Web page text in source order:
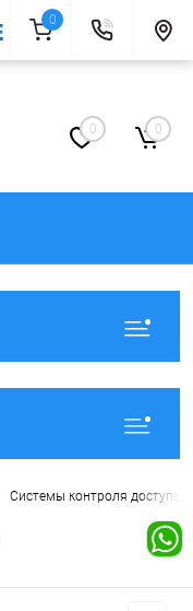
0 0
Системы контроля доступа
0